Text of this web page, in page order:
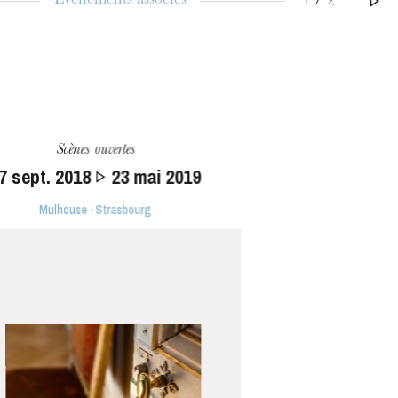
Scènes ouvertes
sept. 2018 23mai 2019
Mulhouse · Strasbourg